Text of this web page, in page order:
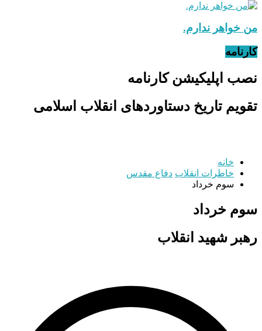
من خواهر ندارم.
کارنامه
نصب اپلیکیشن کارنامه
تقویم تاریخ دستاوردهای انقلاب اسلامی
خانه
خاطرات انقلاب دفاع مقدس
سوم خرداد
سوم خرداد
رهبر شهید انقلاب